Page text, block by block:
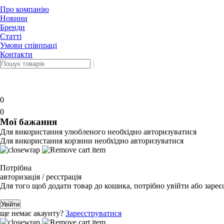
Про компанію
Новини
Бренди
Статті
Умови співпраці
Контакти
0
0
Мої бажання
Для використання улюбленого необхідно авторизуватися
Для використання корзини необхідно авторизуватися
Потрібна
авторизація / реєстрація
Для того щоб додати товар до кошика, потрібно увійти або
Увійти
ще немає акаунту? Зареєструватися